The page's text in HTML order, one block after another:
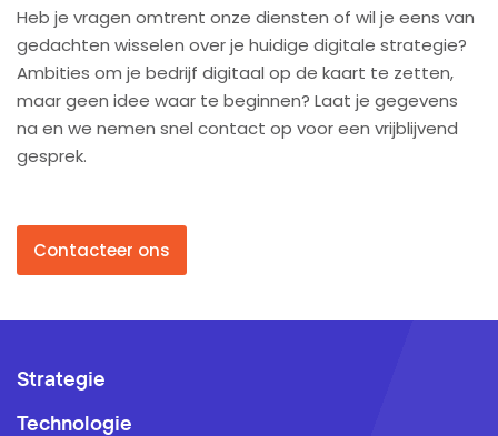
Heb je vragen omtrent onze diensten of wil je eens van
gedachten wisselen over je huidige digitale strategie?
Ambities om je bedrijf digitaal op de kaart te zetten,
maar geen idee waar te beginnen? Laat je gegevens
na en we nemen snel contact op voor een vrijblijvend
gesprek.
Contacteer ons
Strategie
Technologie